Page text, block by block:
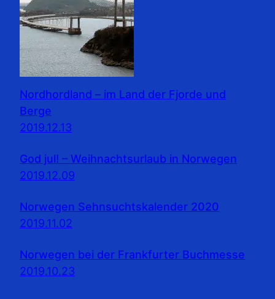
Nordhordland – im Land der Fjorde und
Berge
2019.12.13
God jul! – Weihnachtsurlaub in Norwegen
2019.12.09
Norwegen Sehnsuchtskalender 2020
2019.11.02
Norwegen bei der Frankfurter Buchmesse
2019.10.23